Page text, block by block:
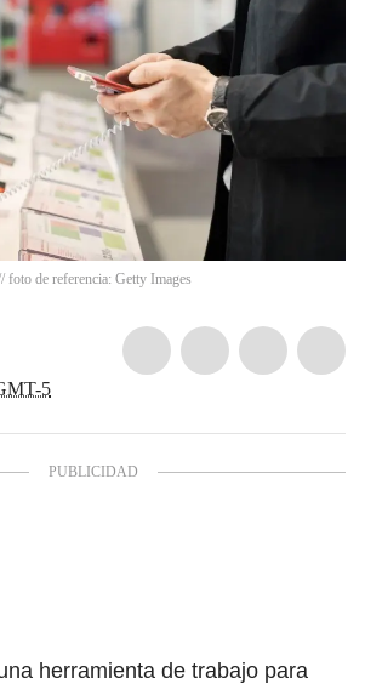
foto de referencia: Getty Images
5
herramienta de trabajo para